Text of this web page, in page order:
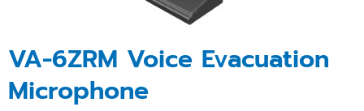
VA-6ZRM Voice Evacuation
Microphone